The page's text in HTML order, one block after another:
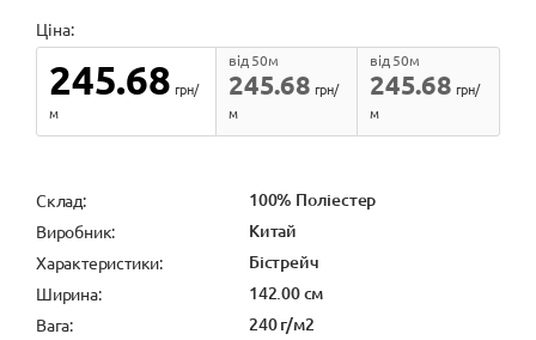
Ціна:
245.68 грн/
м
245.68
від 50м
грн/
м
245.68
від 50м
грн/
м
Cклад: 100% Поліестер
Виробник: Китай
Характеристики: Бістрейч
Ширина: 142.00 см
Вага: 240 г/м2